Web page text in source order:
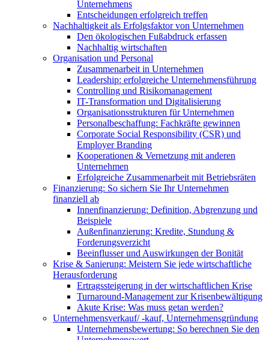
Unternehmens
Entscheidungen erfolgreich treffen
Nachhaltigkeit als Erfolgsfaktor von Unternehmen
Den ökologischen Fußabdruck erfassen
Nachhaltig wirtschaften
Organisation und Personal
Zusammenarbeit in Unternehmen
Leadership: erfolgreiche Unternehmensführung
Controlling und Risikomanagement
IT-Transformation und Digitalisierung
Organisationsstrukturen für Unternehmen
Personalbeschaffung: Fachkräfte gewinnen
Corporate Social Responsibility (CSR) und
Employer Branding
Kooperationen & Vernetzung mit anderen
Unternehmen
Erfolgreiche Zusammenarbeit mit Betriebsräten
Finanzierung: So sichern Sie Ihr Unternehmen
finanziell ab
Innenfinanzierung: Definition, Abgrenzung und
Beispiele
Außenfinanzierung: Kredite, Stundung &
Forderungsverzicht
Beeinflusser und Auswirkungen der Bonität
Krise & Sanierung: Meistern Sie jede wirtschaftliche
Herausforderung
Ertragssteigerung in der wirtschaftlichen Krise
Turnaround-Management zur Krisenbewältigung
Akute Krise: Was muss getan werden?
Unternehmensverkauf/ -kauf, Unternehmensgründung
Unternehmensbewertung: So berechnen Sie den